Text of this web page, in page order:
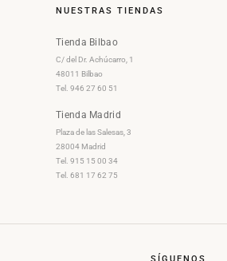
NUESTRAS TIENDAS
Tienda Bilbao
C/ del Dr. Achúcarro, 1
48011 Bilbao
Tel. 946 27 60 51
Tienda Madrid
Plaza de las Salesas, 3
28004 Madrid
Tel. 915 15 00 34
Tel. 681 17 62 75